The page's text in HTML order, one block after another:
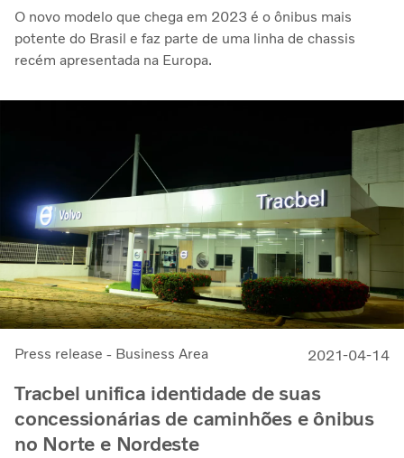
O novo modelo que chega em 2023 é o ônibus mais
potente do Brasil e faz parte de uma linha de chassis
recém apresentada na Europa.
Press release - Business Area 2021-04-14
Tracbel unifica identidade de suas
concessionárias de caminhões e ônibus
no Norte e Nordeste